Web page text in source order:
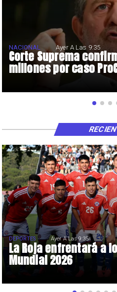
Corte Suprema
millones por caso
NACIONAL Ayer A Las 9:35
La Roja enfrentará a
Mundial 2026
DEPORTES Ayer A Las 9:35